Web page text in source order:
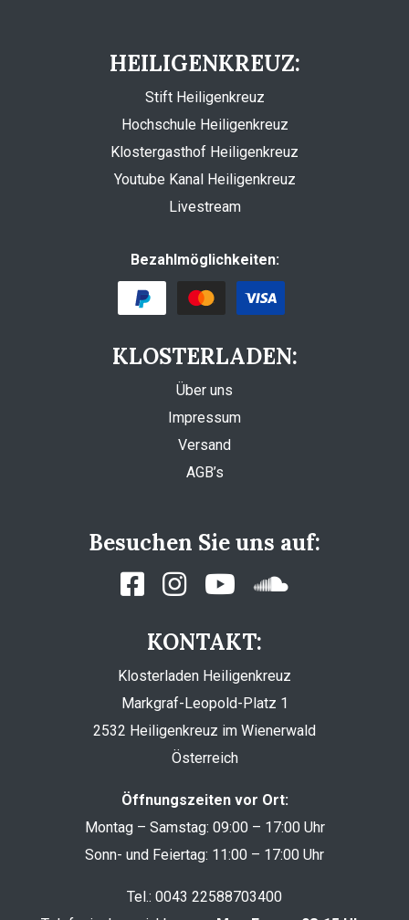
HEILIGENKREUZ:
Stift Heiligenkreuz
Hochschule Heiligenkreuz
Klostergasthof Heiligenkreuz
Youtube Kanal Heiligenkreuz
Livestream
Bezahlmöglichkeiten:
KLOSTERLADEN:
Über uns
Impressum
Versand
AGB’s
Besuchen Sie uns auf:
KONTAKT:
Klosterladen Heiligenkreuz
Markgraf-Leopold-Platz 1
2532 Heiligenkreuz im Wienerwald
Österreich
Öffnungszeiten vor Ort:
Montag – Samstag: 09:00 – 17:00 Uhr
Sonn- und Feiertag: 11:00 – 17:00 Uhr
Tel.: 0043 22588703400